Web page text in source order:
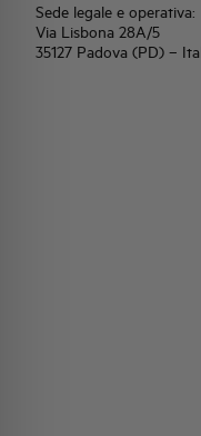
Sede legale e operativa:
Via Lisbona 28A/5
35127 Padova (PD) –